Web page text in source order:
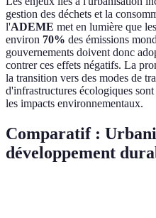
gestion des déchets et la
l'ADEME met en lumière que
environ 70% des émissions
gouvernements doivent donc
contrer ces effets négatifs. La
la transition vers des modes de
d'infrastructures écologiques
les impacts environnementaux.
Comparatif :
développement